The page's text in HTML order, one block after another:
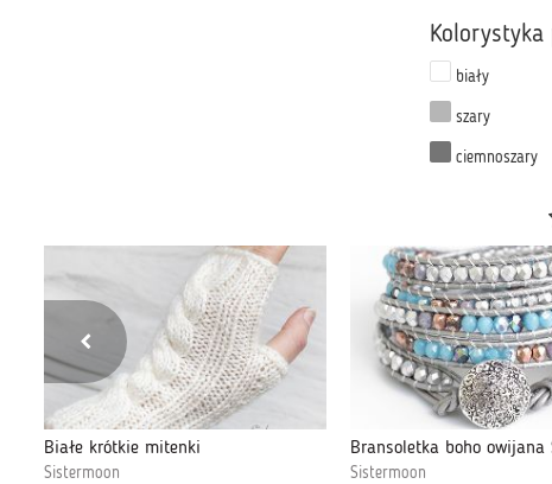
biały
szary
ciemnoszary
Białe krótkie mitenki
Sistermoon Sistermoon